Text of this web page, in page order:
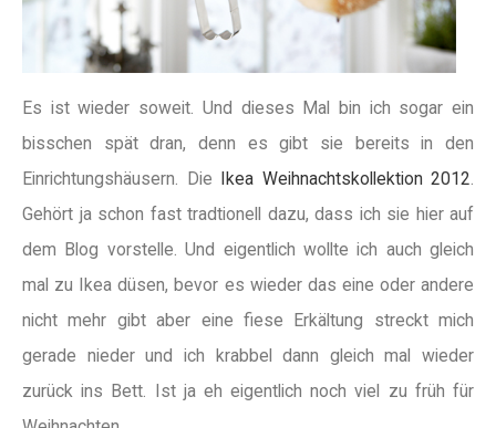
Es ist wieder soweit. Und dieses Mal bin ich sogar ein
bisschen spät dran, denn es gibt sie bereits in den
Einrichtungshäusern. Die Ikea Weihnachtskollektion 2012.
Gehört ja schon fast tradtionell dazu, dass ich sie hier auf
dem Blog vorstelle. Und eigentlich wollte ich auch gleich
mal zu Ikea düsen, bevor es wieder das eine oder andere
nicht mehr gibt aber eine fiese Erkältung streckt mich
gerade nieder und ich krabbel dann gleich mal wieder
zurück ins Bett. Ist ja eh eigentlich noch viel zu früh für